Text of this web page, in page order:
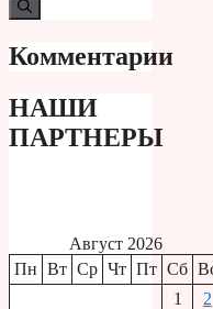
Комментарии
НАШИ
ПАРТНЕРЫ
Август 2026
Пн Вт Ср Чт Пт Сб
1
2